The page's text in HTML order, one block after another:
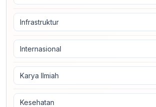
Infrastruktur
Internasional
Karya Ilmiah
Kesehatan